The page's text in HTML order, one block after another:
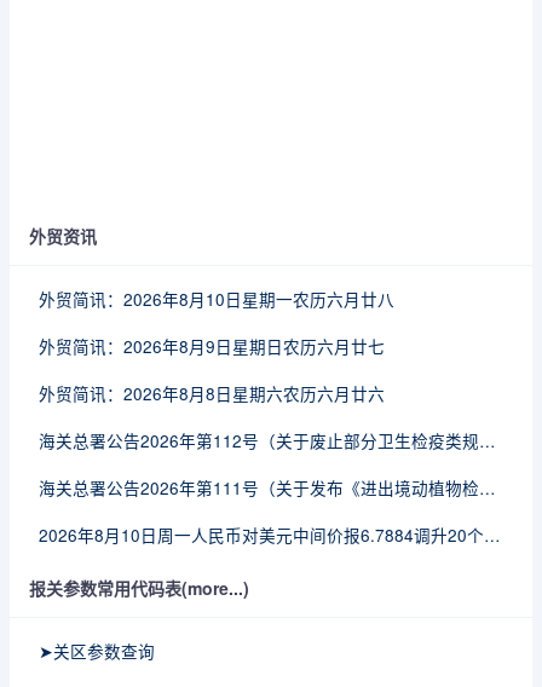
外贸资讯
外贸简讯：2026年8月10日星期一农历六月廿八
外贸简讯：2026年8月9日星期日农历六月廿七
外贸简讯：2026年8月8日星期六农历六月廿六
海关总署公告2026年第112号（关于废止部分卫生检疫类规范性文件的公告）
海关总署公告2026年第111号（关于发布《进出境动植物检疫处理监督管理工作规定》《进出境卫生处理监督管理工作规定》的公告）
2026年8月10日周一人民币对美元中间价报6.7884调升20个基点
报关参数常用代码表(more...)
➤关区参数查询